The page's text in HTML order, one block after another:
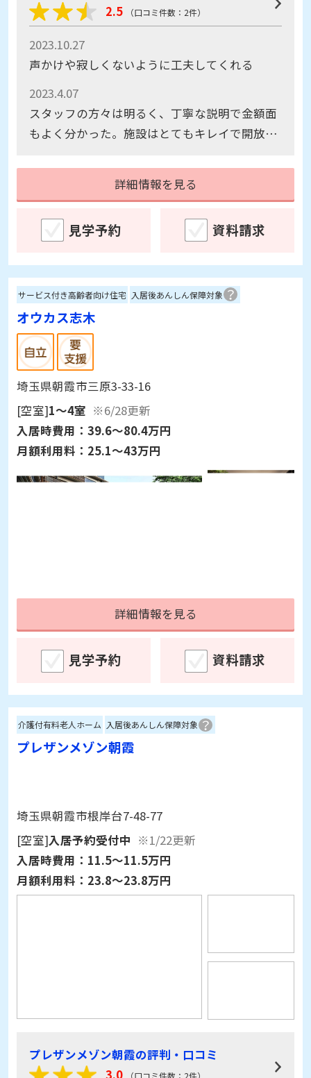
2.5
（口コミ件数：2件）
2023.10.27
声かけや寂しくないように工夫してくれる
2023.4.07
スタッフの方々は明るく、丁寧な説明で金額面
もよく分かった。施設はとてもキレイで開放感
ので入居する母親と相談になる。
詳細情報を見る
見学予約 資料請求
サービス付き高齢者向け住宅 入居後あんしん保障対象
オウカス志木
埼玉県朝霞市三原3-33-16
[空室]1～4室 ※6/28更新
入居時費用： 39.6～80.4万円
月額利用料： 25.1～43万円
詳細情報を見る
見学予約 資料請求
介護付有料老人ホーム 入居後あんしん保障対象
プレザンメゾン朝霞
埼玉県朝霞市根岸台7-48-77
[空室]入居予約受付中 ※1/22更新
入居時費用： 11.5～11.5万円
月額利用料： 23.8～23.8万円
プレザンメゾン朝霞の評判・口コミ
3.0
（口コミ件数：2件）